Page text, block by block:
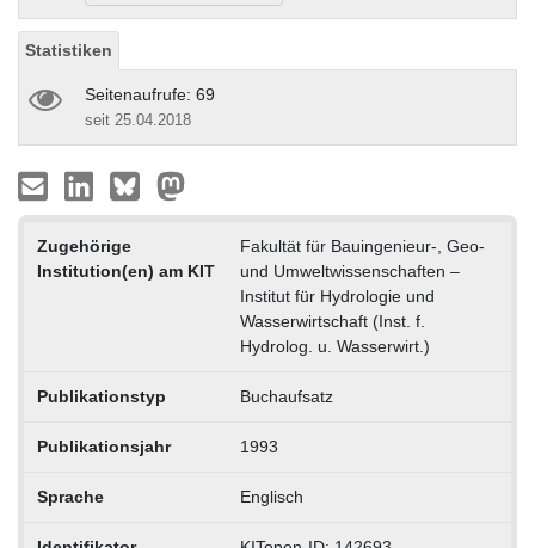
Statistiken
Seitenaufrufe: 69
seit 25.04.2018
Zugehörige
Institution(en) am KIT
Fakultät für Bauingenieur-, Geo-
und Umweltwissenschaften –
Institut für Hydrologie und
Wasserwirtschaft (Inst. f.
Hydrolog. u. Wasserwirt.)
Publikationstyp Buchaufsatz
Publikationsjahr 1993
Sprache Englisch